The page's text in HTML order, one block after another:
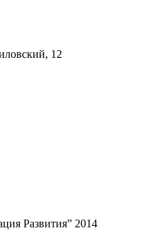
12
Развития” 2014